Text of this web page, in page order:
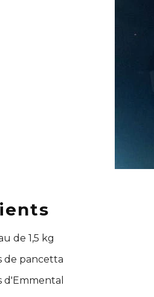
de 1,5 kg
de pancetta
d'Emmental